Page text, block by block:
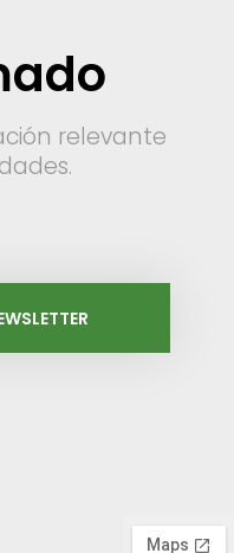
relevante